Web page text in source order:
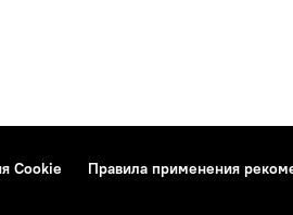
Cookie
Правила применения